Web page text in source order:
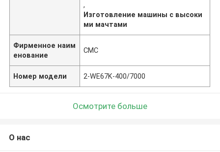
,
Изготовление машины с высоки
ми мачтами
Фирменное наим
енование
CMC
Номер модели 2-WE67K-400/7000
Осмотрите больше
О нас